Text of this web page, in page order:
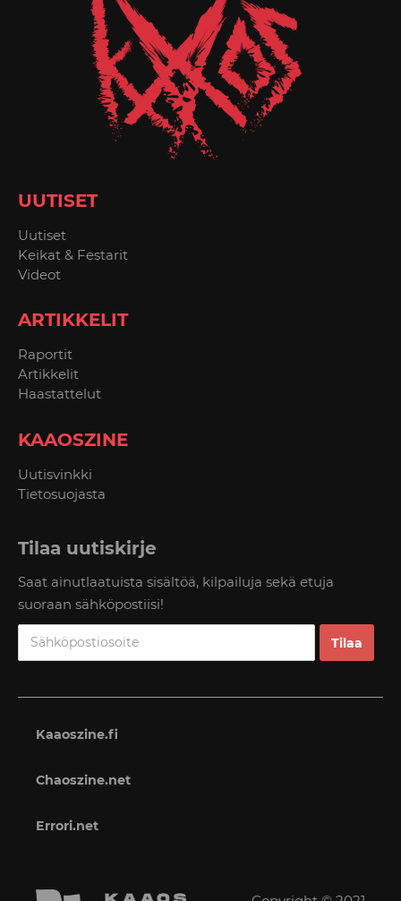
UUTISET
Uutiset
Keikat & Festarit
Videot
ARTIKKELIT
Raportit
Artikkelit
Haastattelut
KAAOSZINE
Uutisvinkki
Tietosuojasta
Tilaa uutiskirje
Saat ainutlaatuista sisältöä, kilpailuja sekä etuja
suoraan sähköpostiisi!
Kaaoszine.fi
Chaoszine.net
Errori.net